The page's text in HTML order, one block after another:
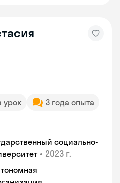
урок
3 года опыта
социально-
• 2023 г.